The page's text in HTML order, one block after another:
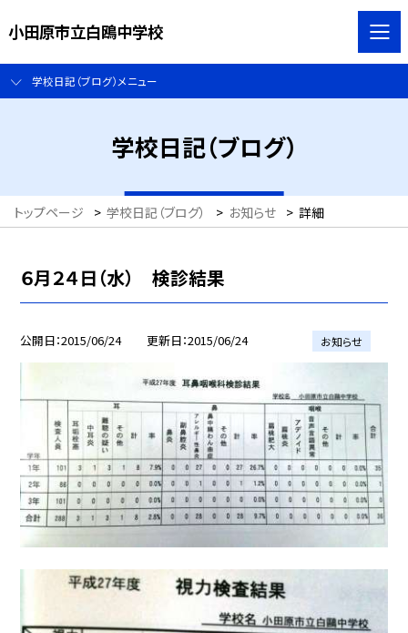
小田原市立白鴎中学校
学校日記（ブログ）メニュー
学校日記（ブログ）
トップページ > 学校日記（ブログ） > お知らせ > 詳細
６月２４日（水） 検診結果
公開日 2015/06/24 更新日 2015/06/24 お知らせ